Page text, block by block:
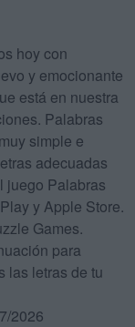
hoy con
y emocionante
está en nuestra
Palabras
simple e
adecuadas
juego Palabras
y Apple Store.
Games.
para
las letras de tu
2026